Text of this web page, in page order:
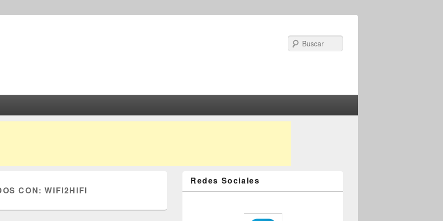
CON:WIFI2HIFI
Redes Sociales